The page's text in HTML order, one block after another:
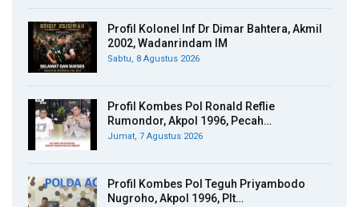
Profil Kolonel Inf Dr Dimar Bahtera, Akmil
2002, Wadanrindam IM
Sabtu, 8 Agustus 2026
Profil Kombes Pol Ronald Reflie
Rumondor, Akpol 1996, Pecah…
Jumat, 7 Agustus 2026
Profil Kombes Pol Teguh Priyambodo
Nugroho, Akpol 1996, Plt…